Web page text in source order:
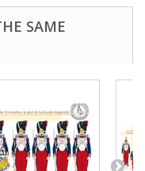
SAME